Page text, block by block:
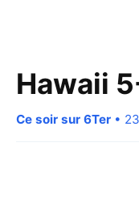
Hawaii
Ce soir sur 6Ter •